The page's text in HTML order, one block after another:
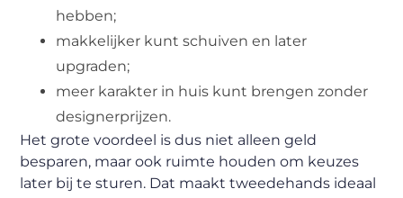
hebben;
makkelijker kunt schuiven en later
upgraden;
meer karakter in huis kunt brengen zonder
designerprijzen.
Het grote voordeel is dus niet alleen geld
besparen, maar ook ruimte houden om keuzes
later bij te sturen. Dat maakt tweedehands ideaal